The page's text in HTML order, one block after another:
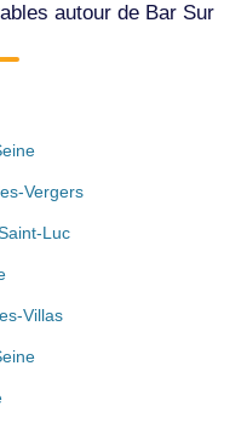
autour de Bar Sur
Vergers
Luc
Villas